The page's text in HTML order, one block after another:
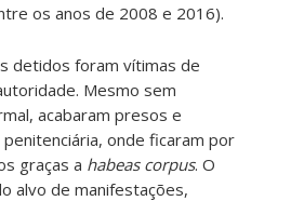
os anos de 2008 e 2016).
detidos foram vítimas de
Mesmo sem
acabaram presos e
penitenciária, onde ficaram por
graças a habeas corpus. O
alvo de manifestações,